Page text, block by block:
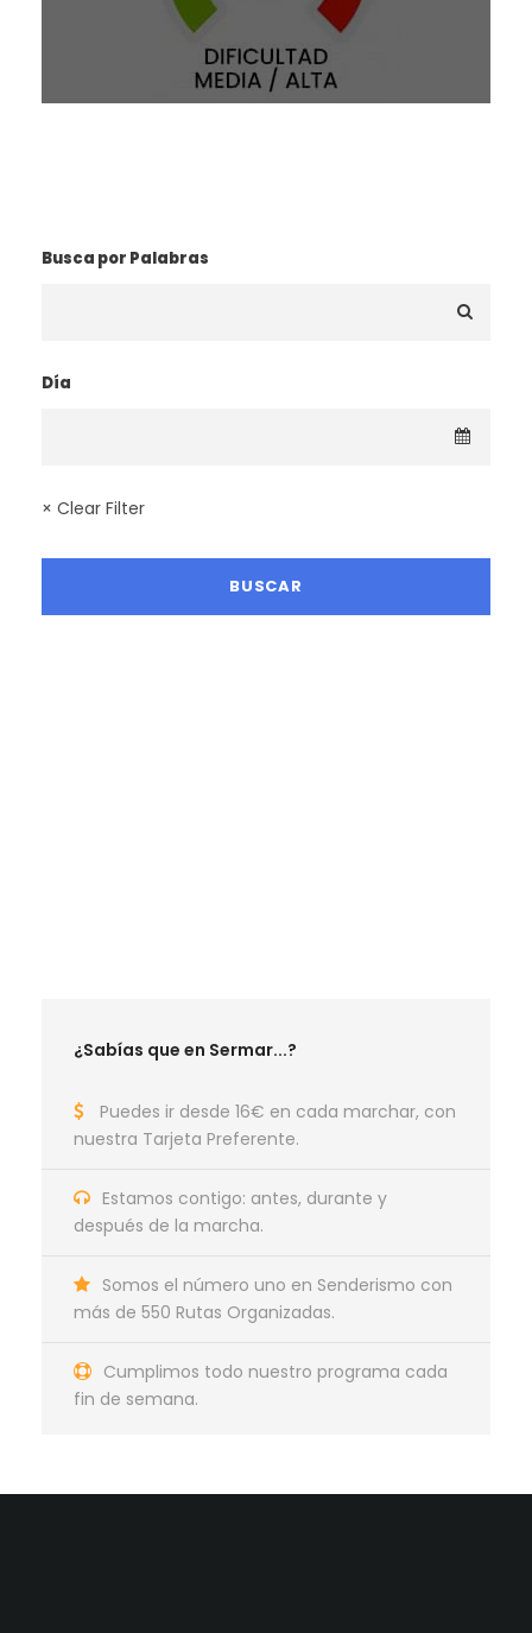
Busca por Palabras
Día
× Clear Filter
¿Sabías que en Sermar...?
Puedes ir desde 16€ en cada marchar, con
nuestra Tarjeta Preferente.
Estamos contigo: antes, durante y
después de la marcha.
Somos el número uno en Senderismo con
más de 550 Rutas Organizadas.
Cumplimos todo nuestro programa cada
fin de semana.